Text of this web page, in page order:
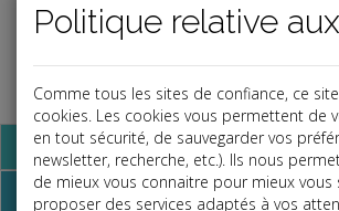
Base documentaire
Dossiers
Comme tous les sites de confiance, ce
cookies. Les cookies vous permettent de
en tout sécurité, de sauvegarder vos
newsletter, recherche, etc.). Ils nous
de mieux vous connaitre pour mieux vous
proposer des services adaptés à vos